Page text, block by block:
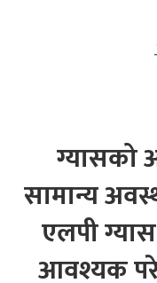
ग्यासको
सामान्य
एलपी
आवश्यक परे